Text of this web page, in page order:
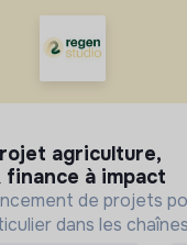
à impact
de projets
dans les